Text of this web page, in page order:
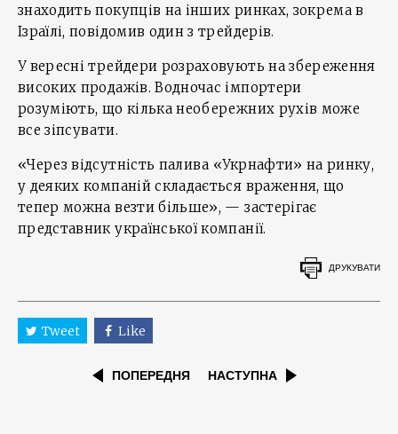
знаходить покупців на інших ринках, зокрема в
Ізраїлі, повідомив один з трейдерів.
У вересні трейдери розраховують на збереження
високих продажів. Водночас імпортери
розуміють, що кілька необережних рухів може
все зіпсувати.
«Через відсутність палива «Укрнафти» на ринку,
у деяких компаній складається враження, що
тепер можна везти більше», — застерігає
представник української компанії.
ДРУКУВАТИ
Tweet Like
ПОПЕРЕДНЯ НАСТУПНА